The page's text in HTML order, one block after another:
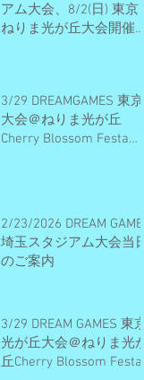
アム大会、8/2(日) 東京
ねりま光が丘大会開催決
3/29 DREAMGAMES 東京
大会＠ねりま光が丘
Cherry Blossom Festa
2/23/2026 DREAM GAMES
埼玉スタジアム大会当日
のご案内
3/29 DREAM GAMES 東京
光が丘大会＠ねりま光が
丘Cherry Blossom Festa